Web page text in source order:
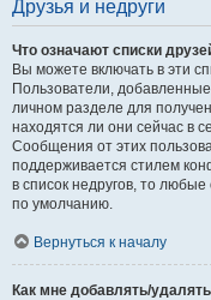
Друзья и недруги
Что означают списки
Вы можете включать в эти
Пользователи,
личном разделе для
находятся ли они сейчас в
Сообщения от этих
поддерживается стилем
в список недругов, то
по умолчанию.
Вернуться к началу
Как мне добавлять/